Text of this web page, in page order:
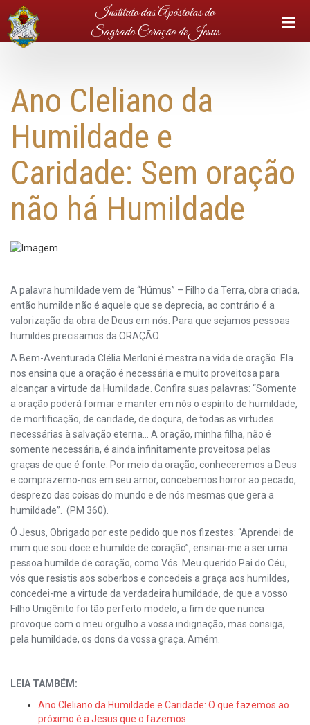
Instituto das Apóstolas do
Sagrado Coração de Jesus
Ano Cleliano da
Humildade e
Caridade: Sem oração
não há Humildade
A palavra humildade vem de “Húmus” – Filho da Terra, obra criada,
então humilde não é aquele que se deprecia, ao contrário é a
valorização da obra de Deus em nós. Para que sejamos pessoas
humildes precisamos da ORAÇÃO.
A Bem-Aventurada Clélia Merloni é mestra na vida de oração. Ela
nos ensina que a oração é necessária e muito proveitosa para
alcançar a virtude da Humildade. Confira suas palavras: “Somente
a oração poderá formar e manter em nós o espírito de humildade,
de mortificação, de caridade, de doçura, de todas as virtudes
necessárias à salvação eterna... A oração, minha filha, não é
somente necessária, é ainda infinitamente proveitosa pelas
graças de que é fonte. Por meio da oração, conheceremos a Deus
e comprazemo-nos em seu amor, concebemos horror ao pecado,
desprezo das coisas do mundo e de nós mesmas que gera a
humildade”. (PM 360).
Ó Jesus, Obrigado por este pedido que nos fizestes: “Aprendei de
mim que sou doce e humilde de coração”, ensinai-me a ser uma
pessoa humilde de coração, como Vós. Meu querido Pai do Céu,
vós que resistis aos soberbos e concedeis a graça aos humildes,
concedei-me a virtude da verdadeira humildade, de que a vosso
Filho Unigênito foi tão perfeito modelo, a fim de que nunca
provoque com o meu orgulho a vossa indignação, mas consiga,
pela humildade, os dons da vossa graça. Amém.
LEIA TAMBÉM:
Ano Cleliano da Humildade e Caridade: O que fazemos ao
próximo é a Jesus que o fazemos